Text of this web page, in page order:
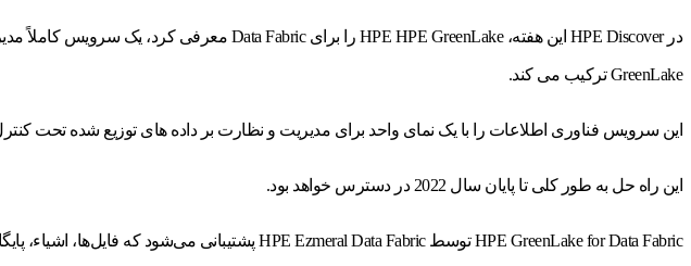
GreenLake ترکیب می کند.
این سرویس فناوری اطلاعات را با یک نمای واحد برای مدیریت و نظارت بر داده های توزیع شده تحت
این راه حل به طور کلی تا پایان سال 2022 در دسترس خواهد بود.
HPE GreenLake for Data Fabric توسط HPE Ezmeral Data Fabric پشتیبانی می‌شود که فایل‌ها، اشیاء، پایگاه‌های داده NoSQL و جریان‌های بلادرنگ و دسته‌ای را در مکان‌های توزیع‌شده یکپارچه می‌کند.